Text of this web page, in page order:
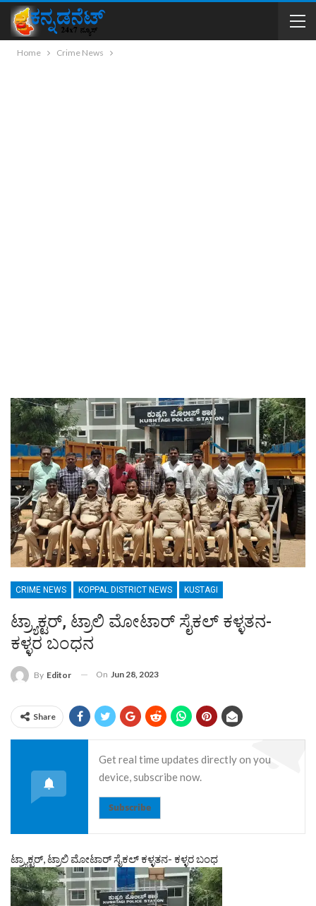
Home Crime News
CRIME NEWS KOPPAL DISTRICT NEWS KUSTAGI
ಟ್ರ್ಯಾಕ್ಟರ್, ಟ್ರಾಲಿ ಮೋಟಾರ್ ಸೈಕಲ್ ಕಳ್ಳತನ-
ಕಳ್ಳರ ಬಂಧನ
By Editor On Jun 28, 2023
Share
Get real time updates directly on you
device, subscribe now.
Subscribe
ಟ್ರ್ಯಾಕ್ಟರ್, ಟ್ರಾಲಿ ಮೋಟಾರ್ ಸೈಕಲ್ ಕಳ್ಳತನ- ಕಳ್ಳರ ಬಂಧ